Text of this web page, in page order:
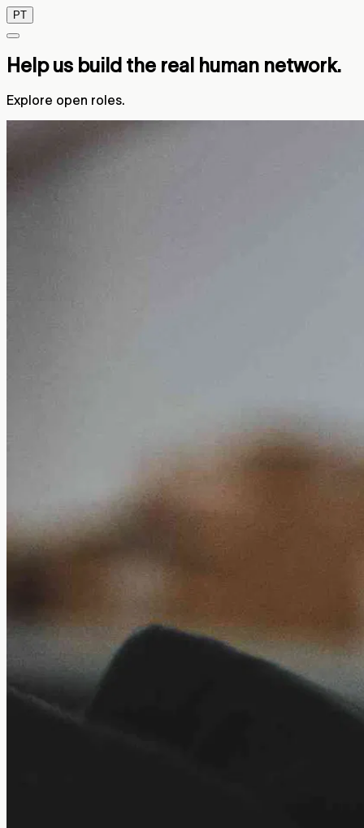
PT
Help us build the real human network.
Explore open roles.